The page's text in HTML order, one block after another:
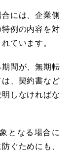
には、企業側
例の内容を対
ています。
間が、無期転
、契約書など
しなければな
となる場合に
ぐためにも、